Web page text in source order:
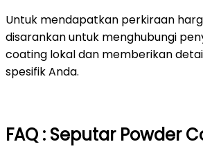
Untuk mendapatkan perkiraan
disarankan untuk menghubungi
coating lokal dan memberikan
spesifik Anda.
FAQ : Seputar Powder